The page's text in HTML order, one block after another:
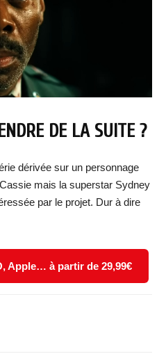
DE LA SUITE ?
dérivée sur un personnage
mais la superstar Sydney
par le projet. Dur à dire
Apple… à partir de 29,99€